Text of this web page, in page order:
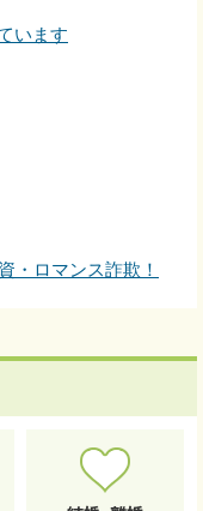
います
・ロマンス詐欺！